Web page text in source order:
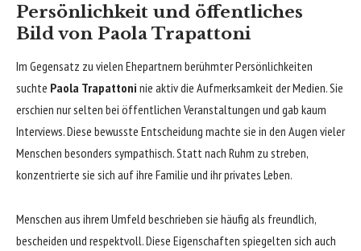
Persönlichkeit und öffentliches
Bild von Paola Trapattoni
Im Gegensatz zu vielen Ehepartnern berühmter Persönlichkeiten
suchte Paola Trapattoni nie aktiv die Aufmerksamkeit der Medien. Sie
erschien nur selten bei öffentlichen Veranstaltungen und gab kaum
Interviews. Diese bewusste Entscheidung machte sie in den Augen vieler
Menschen besonders sympathisch. Statt nach Ruhm zu streben,
konzentrierte sie sich auf ihre Familie und ihr privates Leben.
Menschen aus ihrem Umfeld beschrieben sie häufig als freundlich,
bescheiden und respektvoll. Diese Eigenschaften spiegelten sich auch